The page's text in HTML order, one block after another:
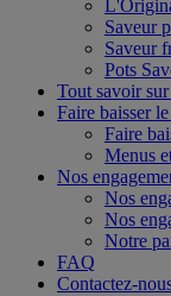
Saveur
Saveur
Pots
Tout savoir
Faire baisser
Faire
Menus
Nos
Nos
Nos
Notre
FAQ
Contactez-